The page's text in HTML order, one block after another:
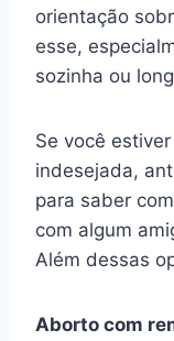
orientação
esse,
sozinha ou
Se você
indesejada,
para saber
com algum
Além dessas
Aborto com